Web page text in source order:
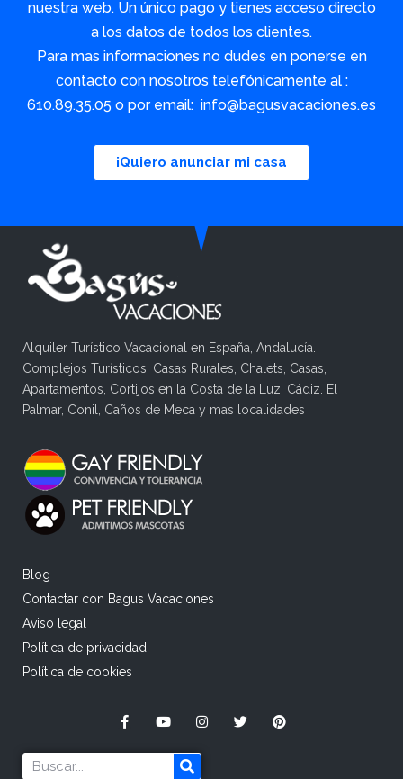
nuestra web. Un único pago y tienes acceso directo
a los datos de todos los clientes.
Para mas informaciones no dudes en ponerse en
contacto con nosotros telefónicamente al :
610.89.35.05 o por email: info@bagusvacaciones.es
¡Quiero anunciar mi casa
Alquiler Turístico Vacacional en España, Andalucía.
Complejos Turísticos, Casas Rurales, Chalets, Casas,
Apartamentos, Cortijos en la Costa de la Luz, Cádiz. El
Palmar, Conil, Caños de Meca y mas localidades
Blog
Contactar con Bagus Vacaciones
Aviso legal
Política de privacidad
Política de cookies